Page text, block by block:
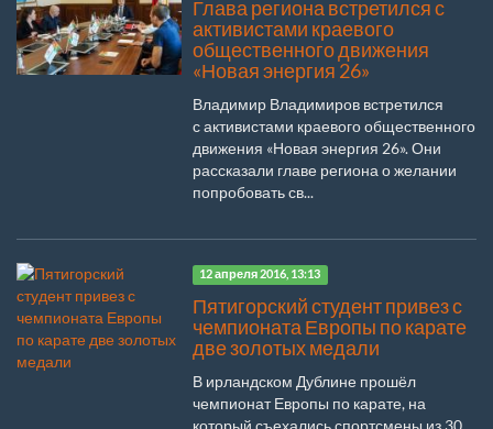
Глава региона встретился с
активистами краевого
общественного движения
«Новая энергия 26»
Владимир Владимиров встретился
с активистами краевого общественного
движения «Новая энергия 26». Они
рассказали главе региона о желании
попробовать св...
12 апреля 2016, 13:13
Пятигорский студент привез с
чемпионата Европы по карате
две золотых медали
В ирландском Дублине прошёл
чемпионат Европы по карате, на
который съехались спортсмены из 30